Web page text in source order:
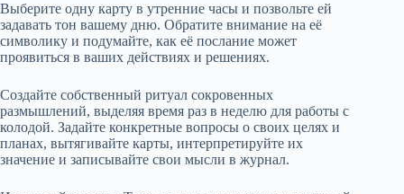
Выберите одну карту в утренние часы и позвольте ей
задавать тон вашему дню. Обратите внимание на её
символику и подумайте, как её послание может
проявиться в ваших действиях и решениях.
Создайте собственный ритуал сокровенных
размышлений, выделяя время раз в неделю для работы с
колодой. Задайте конкретные вопросы о своих целях и
планах, вытягивайте карты, интерпретируйте их
значение и записывайте свои мысли в журнал.